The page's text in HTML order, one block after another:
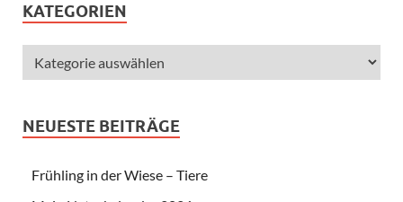
KATEGORIEN
NEUESTE BEITRÄGE
Frühling in der Wiese – Tiere